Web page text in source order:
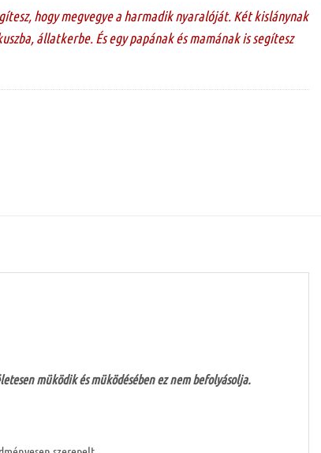
hogy megvegye a harmadik nyaralóját. Két kislánynak
állatkerbe. És egy papának és mamának is segítesz
müködik és müködésében ez nem befolyásolja.